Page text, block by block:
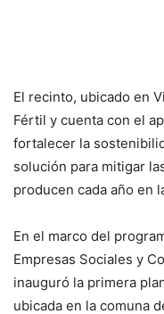
El recinto, ubicado en
Fértil y cuenta con el
fortalecer la
solución para mitigar
producen cada año en
En el marco del
Empresas Sociales y
inauguró la primera
ubicada en la comuna